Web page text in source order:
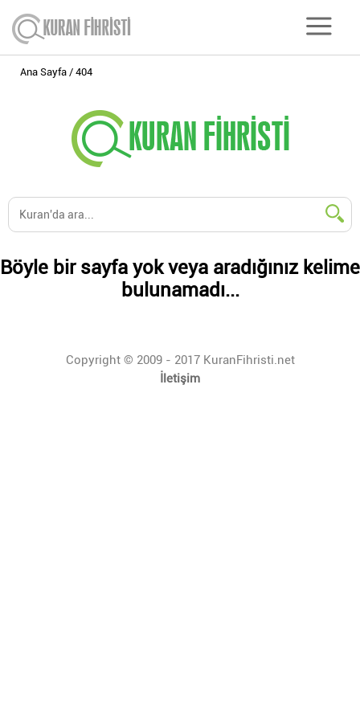
Ana Sayfa 404
Böyle bir sayfa yok veya aradığınız kelime
bulunamadı...
Copyright © 2009 - 2017 KuranFihristi.net
İletişim